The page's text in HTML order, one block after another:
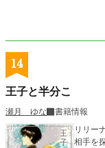
14
王子と半分こ
瀬月 ゆな
書籍情報
リリー
相手を